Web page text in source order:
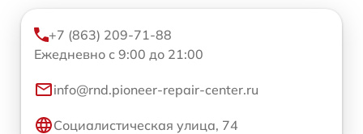
+7 (863) 209-71-88
Ежедневно с 9:00 до 21:00
info@rnd.pioneer-repair-center.ru
Социалистическая улица, 74